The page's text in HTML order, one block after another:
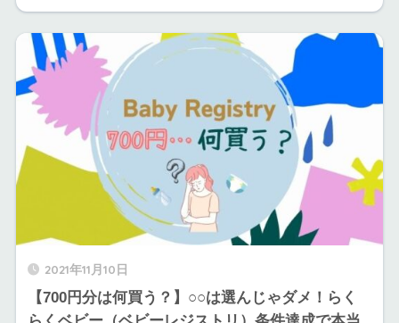
2021年11月10日
【700円分は何買う？】○○は選んじゃダメ！らく